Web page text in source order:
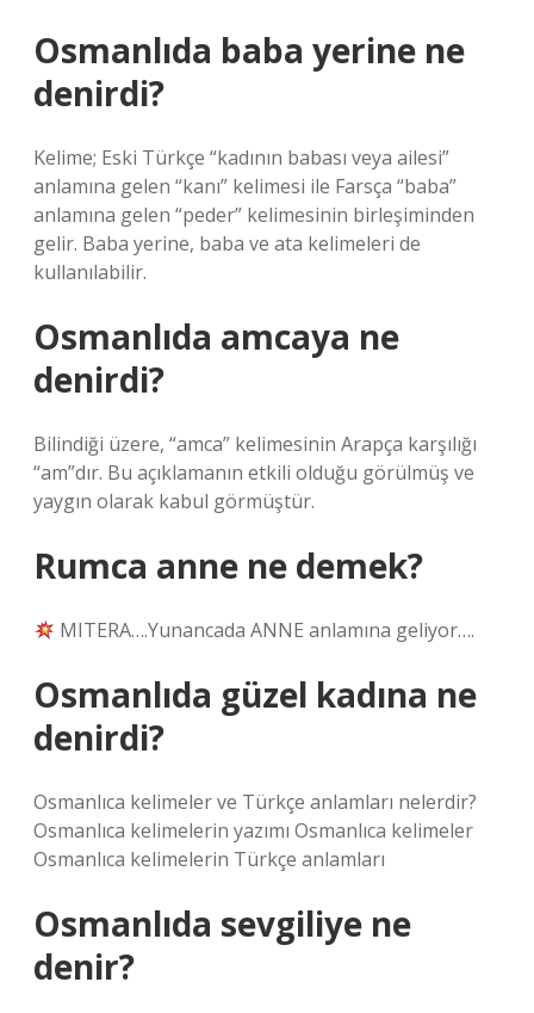
Osmanlıda baba yerine ne
denirdi?
Kelime; Eski Türkçe “kadının babası veya ailesi”
anlamına gelen “kanı” kelimesi ile Farsça “baba”
anlamına gelen “peder” kelimesinin birleşiminden
gelir. Baba yerine, baba ve ata kelimeleri de
kullanılabilir.
Osmanlıda amcaya ne
denirdi?
Bilindiği üzere, “amca” kelimesinin Arapça karşılığı
“am”dır. Bu açıklamanın etkili olduğu görülmüş ve
yaygın olarak kabul görmüştür.
Rumca anne ne demek?
MITERA….Yunancada ANNE anlamına geliyor….
Osmanlıda güzel kadına ne
denirdi?
Osmanlıca kelimeler ve Türkçe anlamları nelerdir?
Osmanlıca kelimelerin yazımı Osmanlıca kelimeler
Osmanlıca kelimelerin Türkçe anlamları
Osmanlıda sevgiliye ne
denir?